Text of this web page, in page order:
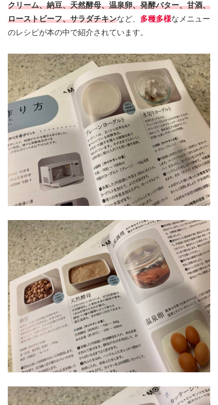
クリーム、納豆、天然酵母、温泉卵、発酵バター、甘酒、
ローストビーフ、サラダチキンなど、 多種多様なメニュー
のレシピが本の中で紹介されています。